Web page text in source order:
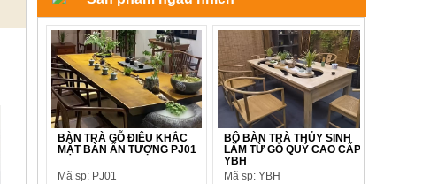
BÀN TRÀ GỖ ĐIÊU KHẮC
MẶT BÀN ẤN TƯỢNG PJ01
Mã sp: PJ01
BỘ BÀN TRÀ THỦY SINH
LÀM TỪ GỖ QUÝ CAO CẤP
YBH
Mã sp: YBH